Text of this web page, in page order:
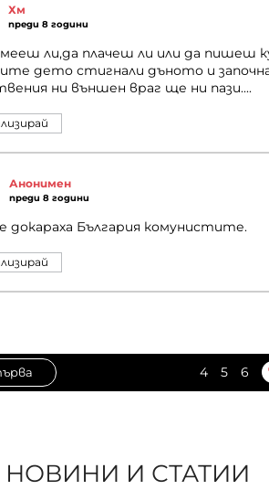
Хм
преди 8 години
ли,да плачеш ли или да пишеш
дето стигнали дъното и
ни външен враг ще ни пази....
Анонимен
преди 8 години
докараха България комунистите.
4 5 6
И СТАТИИ